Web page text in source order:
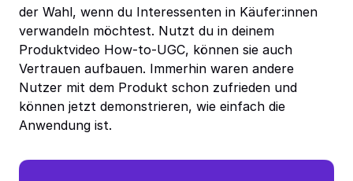
der Wahl, wenn du Interessenten in Käufer:innen
verwandeln möchtest. Nutzt du in deinem
Produktvideo How-to-UGC, können sie auch
Vertrauen aufbauen. Immerhin waren andere
Nutzer mit dem Produkt schon zufrieden und
können jetzt demonstrieren, wie einfach die
Anwendung ist.